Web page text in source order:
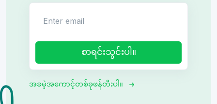
စာရင်းသွင်းပါ။
အခမဲ့အကောင့်တစ်ခုဖန်တီးပါ။